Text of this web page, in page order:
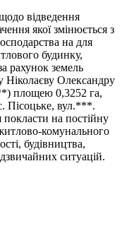
відведення
якої змінюється з
на для
будинку,
рахунок земель
Ніколаєву Олександру
площею 0,3252 га,
Пісоцьке, вул.***.
на постійну
комунального
будівництва,
ситуацій.